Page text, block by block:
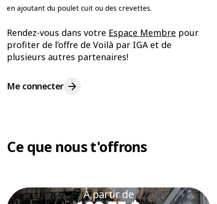
en ajoutant du poulet cuit ou des crevettes.
Rendez-vous dans votre Espace Membre pour
profiter de l’offre de Voilà par IGA et de
plusieurs autres partenaires!
Me connecter
Ce que nous t'offrons
À partir de